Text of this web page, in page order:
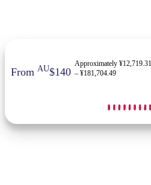
From AU$140
Approximately ¥12,719.31
– ¥181,704.49